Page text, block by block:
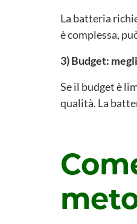
La batteria
è complessa,
3) Budget:
Se il budget è
qualità. La